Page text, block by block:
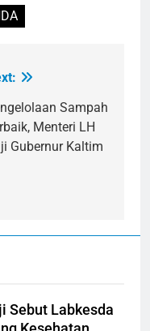
Sampah
Menteri LH
Gubernur Kaltim
Sebut Labkesda